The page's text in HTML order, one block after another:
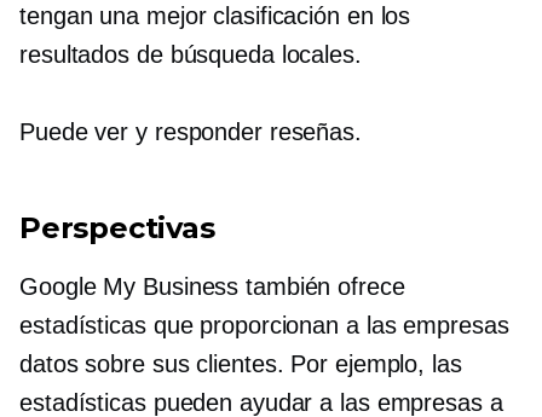
tengan una mejor clasificación en los
resultados de búsqueda locales.
Puede ver y responder reseñas.
Perspectivas
Google My Business también ofrece
estadísticas que proporcionan a las empresas
datos sobre sus clientes. Por ejemplo, las
estadísticas pueden ayudar a las empresas a